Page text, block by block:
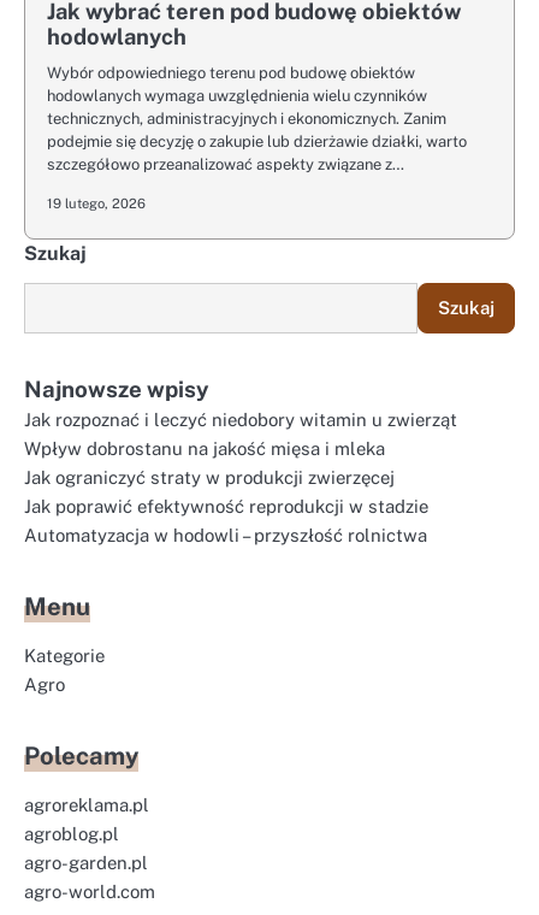
Jak wybrać teren pod budowę obiektów
hodowlanych
Wybór odpowiedniego terenu pod budowę obiektów
hodowlanych wymaga uwzględnienia wielu czynników
technicznych, administracyjnych i ekonomicznych. Zanim
podejmie się decyzję o zakupie lub dzierżawie działki, warto
szczegółowo przeanalizować aspekty związane z…
19 lutego, 2026
Szukaj
Szukaj
Najnowsze wpisy
Jak rozpoznać i leczyć niedobory witamin u zwierząt
Wpływ dobrostanu na jakość mięsa i mleka
Jak ograniczyć straty w produkcji zwierzęcej
Jak poprawić efektywność reprodukcji w stadzie
Automatyzacja w hodowli – przyszłość rolnictwa
Menu
Kategorie
Agro
Polecamy
agroreklama.pl
agroblog.pl
agro-garden.pl
agro-world.com